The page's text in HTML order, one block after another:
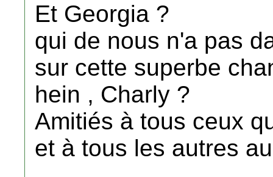
Et Georgia ?
qui de nous n'a pas
sur cette superbe
hein , Charly ?
Amitiés à tous ceux
et à tous les autres